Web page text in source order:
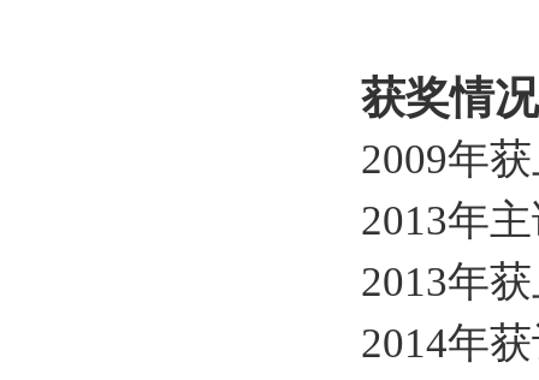
获奖情况
2009年
2013年
2013年
2014年